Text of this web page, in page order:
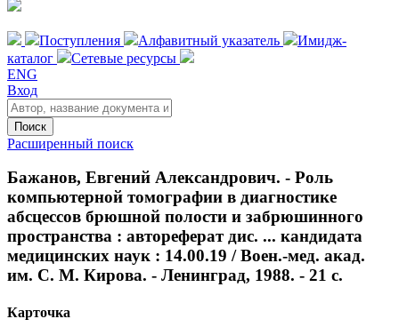
Поступления Алфавитный указатель
Имидж-
каталог
Сетевые ресурсы
ENG
Вход
Поиск
Расширенный поиск
Бажанов, Евгений Александрович. - Роль
компьютерной томографии в диагностике
абсцессов брюшной полости и забрюшинного
пространства : автореферат дис. ... кандидата
медицинских наук : 14.00.19 / Воен.-мед. акад.
им. С. М. Кирова. - Ленинград, 1988. - 21 с.
Карточка